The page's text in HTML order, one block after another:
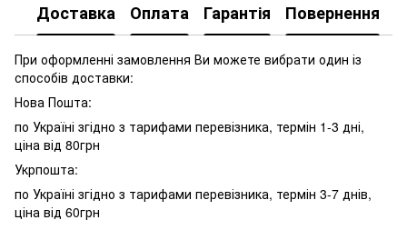
Доставка Оплата Гарантія Повернення
При оформленні замовлення Ви можете вибрати один із
способів доставки:
Нова Пошта:
по Україні згідно з тарифами перевізника, термін 1-3 дні,
ціна від 80грн
Укрпошта:
по Україні згідно з тарифами перевізника, термін 3-7 днів,
ціна від 60грн